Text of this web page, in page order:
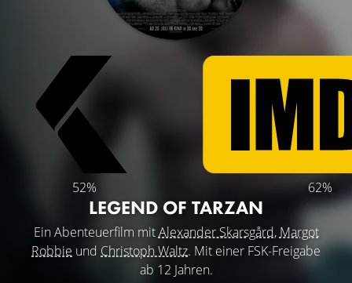
52% 62%
LEGEND OF TARZAN
Ein Abenteuerfilm mitAlexander Skarsgård, Margot
Robbie und Christoph Waltz. Mit einer FSK-Freigabe
ab 12 Jahren.